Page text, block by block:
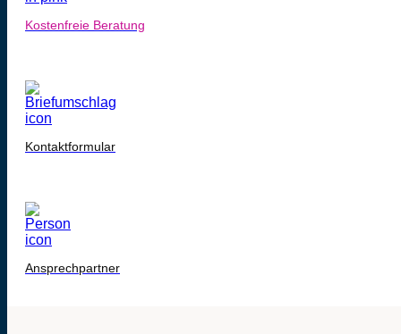
Kostenfreie Beratung
Kontaktformular
Ansprechpartner